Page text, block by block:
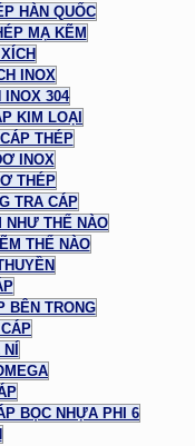
HÀN QUỐC
MẠ KẼM
INOX
INOX 304
KIM LOẠI
THÉP
INOX
THÉP
TRA CÁP
NHƯ THẾ NÀO
THẾ NÀO
BÊN TRONG
NÍ
BỌC NHỰA PHI 6